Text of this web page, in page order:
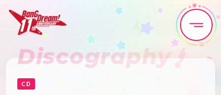
Home News
Live•Event
Discography
CD